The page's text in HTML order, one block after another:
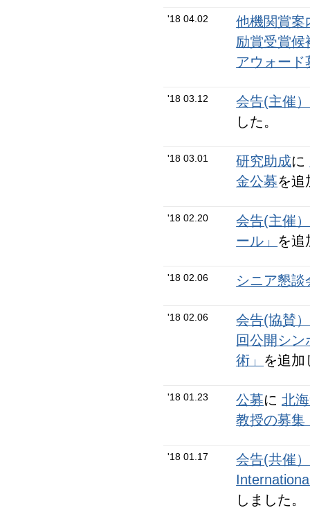
'18 04.02
他機関賞案
励賞受賞候
アウォード
'18 03.12
会告(主催）
した。
'18 03.01 研究助成に
金公募を追
'18 02.20
会告(主催）
ール」 を追
'18 02.06 シニア懇談
'18 02.06
会告(協賛）
回公開シ
術」 を追加
'18 01.23 公募に北
教授の募集
'18 01.17
会告(共催）
しました。